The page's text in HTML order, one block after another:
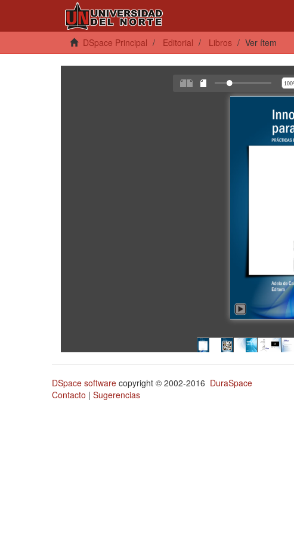
DSpace Principal Editorial Libros Ver ítem
DSpace software copyright © 2002-2016 DuraSpace
Contacto | Sugerencias